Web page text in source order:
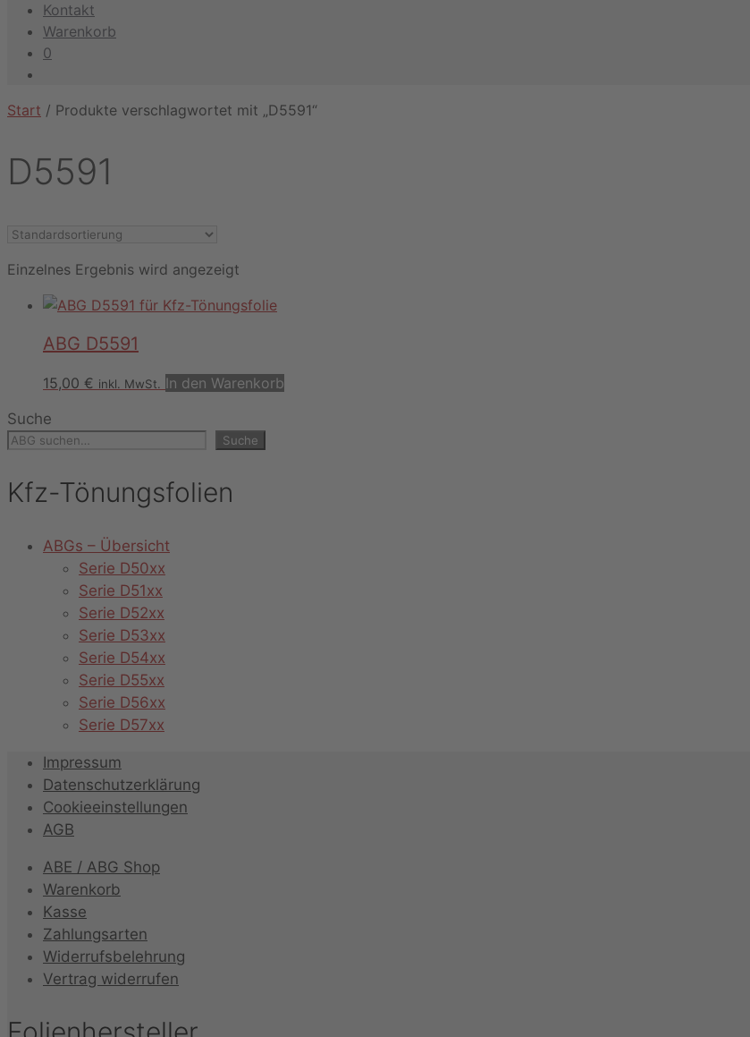
Kontakt
Warenkorb
0
Start / Produkte verschlagwortet mit „D5591“
D5591
Einzelnes Ergebnis wird angezeigt
ABG D5591
15,00 € inkl. MwSt. In den Warenkorb
Suche
Suche
Kfz-Tönungsfolien
ABGs – Übersicht
Serie D50xx
Serie D51xx
Serie D52xx
Serie D53xx
Serie D54xx
Serie D55xx
Serie D56xx
Serie D57xx
Impressum
Datenschutzerklärung
Cookieeinstellungen
AGB
ABE / ABG Shop
Warenkorb
Kasse
Zahlungsarten
Widerrufsbelehrung
Vertrag widerrufen